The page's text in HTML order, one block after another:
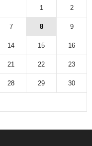
1 2
7 8 9
14 15 16
21 22 23
28 29 30